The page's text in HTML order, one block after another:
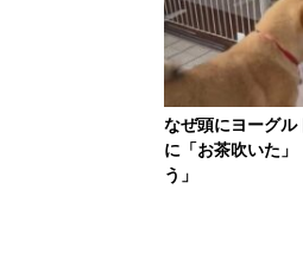
なぜ頭にヨーグ
に「お茶吹いた
う」